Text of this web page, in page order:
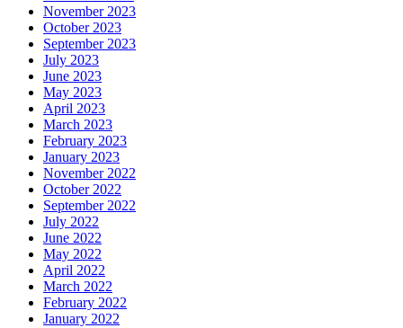
November 2023
October 2023
September 2023
July 2023
June 2023
May 2023
April 2023
March 2023
February 2023
January 2023
November 2022
October 2022
September 2022
July 2022
June 2022
May 2022
April 2022
March 2022
February 2022
January 2022